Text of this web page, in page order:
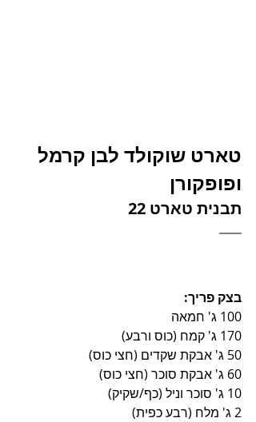
טארט שוקולד לבן קרמל
ופופקורן
תבנית טארט 22
בצק פריך:
100 ג' חמאה
170 ג' קמח (כוס ורבע)
50 ג' אבקת שקדים (חצי כוס)
60 ג' אבקת סוכר (חצי כוס)
10 ג' סוכר וניל (כף/שקיק)
2 ג' מלח (רבע כפית)